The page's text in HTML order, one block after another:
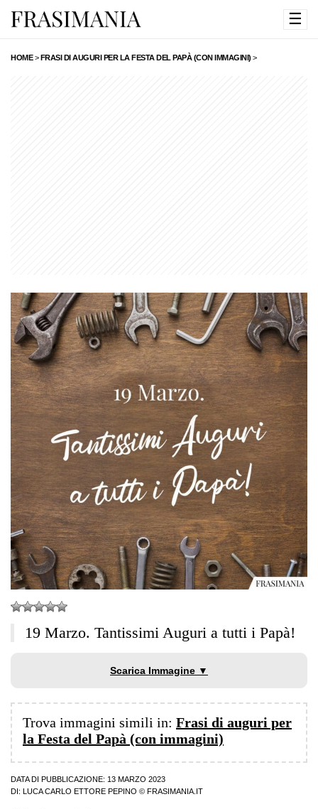
☰
HOME>FRASI DI AUGURI PER LA FESTA DEL PAPÀ (CON IMMAGINI) >
19 Marzo. Tantissimi Auguri a tutti i Papà!
Scarica Immagine ▼
Trova immagini simili in: Frasi di auguri per
la Festa del Papà (con immagini)
DATA DI PUBBLICAZIONE: 13 MARZO 2023
DI:
LUCA CARLO ETTORE PEPINO © FRASIMANIA.IT